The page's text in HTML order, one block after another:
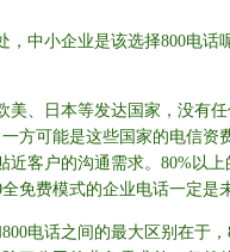
，中小企业是该选择800电话
美、日本等发达国家，没有
方可能是这些国家的电信
近客户的沟通需求。80%以
免费模式的企业电话一定是
电话之间的最大区别在于